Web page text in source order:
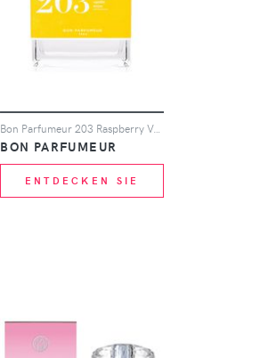
Bon Parfumeur 203 Raspberry Vanilla Blackberry Eau de Parfum (Various Sizes) - 100ml
BON PARFUMEUR
ENTDECKEN SIE